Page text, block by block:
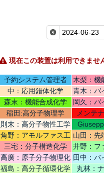
現在この装置は利用できませ
予約システム管理者
木梨：機
中：応用錯体化学
青木：バ
テリ
森末：機能合成化学
岡久：バ
稲田:高分子物理学
メンテ
則末：高分子物性工学
角野：アモルファス工
学
山田：先
機
三宅：分子構造化学
井野：フ
高廣：原子分子物理化
学
田中：バ
福島：高分子循環化学
丸林：